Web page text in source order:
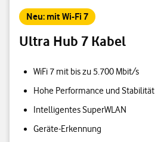
Neu: mit Wi-Fi 7
Ultra Hub 7 Kabel
WiFi 7 mit bis zu 5.700 Mbit/s
Hohe Performance und Stabilität
Intelligentes SuperWLAN
Geräte-Erkennung